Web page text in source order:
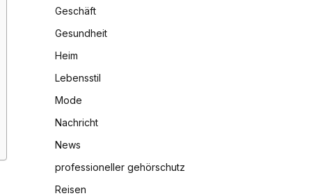
Geschäft
Gesundheit
Heim
Lebensstil
Mode
Nachricht
News
professioneller gehörschutz
Reisen